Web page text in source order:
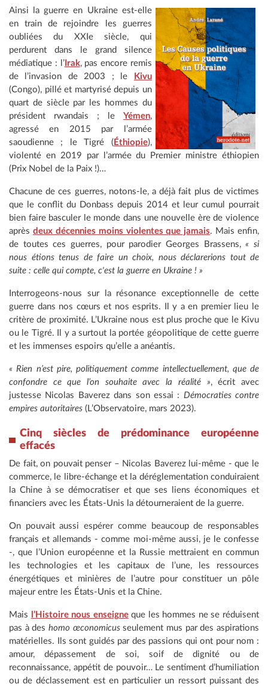
Ainsi la guerre en Ukraine est-elle
en train de rejoindre les guerres
oubliées du XXIe siècle, qui
perdurent dans le grand silence
médiatique : l’Irak, pas encore remis
de l’invasion de 2003 ; le
Kivu
(Congo), pillé et martyrisé depuis un
quart de siècle par les hommes du
président rwandais ; le Yémen,
agressé en 2015 par l’armée
saoudienne ; le Tigré ( Éthiopie),
violenté en 2019 par l’armée du Premier ministre éthiopien
(Prix Nobel de la Paix !)…
Chacune de ces guerres, notons-le, a déjà fait plus de victimes
que le conflit du Donbass depuis 2014 et leur cumul pourrait
bien faire basculer le monde dans une nouvelle ère de violence
après deux décennies moins violentes que jamais. Mais enfin,
de toutes ces guerres, pour parodier Georges Brassens,« si
nous étions tenus de faire un choix, nous déclarerions tout de
suite : celle qui compte, c'est la guerre en Ukraine ! »
Interrogeons-nous sur la résonance exceptionnelle de cette
guerre dans nos cœurs et nos esprits. Il y a en premier lieu le
critère de proximité. L’Ukraine nous est plus proche que le Kivu
ou le Tigré. Il y a surtout la portée géopolitique de cette guerre
et les immenses espoirs qu’elle a anéantis.
« Rien n’est pire, politiquement comme intellectuellement, que de
confondre ce que l’on souhaite avec la réalité », écrit avec
justesse Nicolas Baverez dans son essai : Démocraties contre
empires autoritaires (L’Observatoire, mars 2023).
Cinq siècles de prédominance européenne
effacés
De fait, on pouvait penser – Nicolas Baverez lui-même - que le
commerce, le libre-échange et la déréglementation conduiraient
la Chine à se démocratiser et que ses liens économiques et
financiers avec les États-Unis la détourneraient de la guerre.
On pouvait aussi espérer comme beaucoup de responsables
français et allemands - comme moi-même aussi, je le confesse
-, que l’Union européenne et la Russie mettraient en commun
les technologies et les capitaux de l’une, les ressources
énergétiques et minières de l’autre pour constituer un pôle
majeur entre les États-Unis et la Chine.
Mais l’Histoire nous enseigneque les hommes ne se réduisent
pas à des homo œconomicusseulement mus par des aspirations
matérielles. Ils sont guidés par des passions qui ont pour nom :
amour, dépassement de soi, soif de dignité ou de
reconnaissance, appétit de pouvoir… Le sentiment d’humiliation
ou de déclassement est en particulier un ressort puissant des